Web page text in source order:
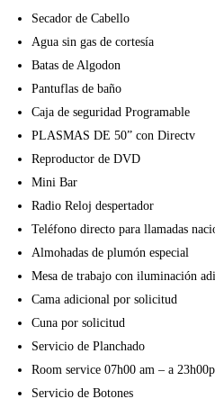
Secador de Cabello
Agua sin gas de cortesía
Batas de Algodon
Pantuflas de baño
Caja de seguridad Programable
PLASMAS DE 50” con Directv
Reproductor de DVD
Mini Bar
Radio Reloj despertador
Teléfono directo para llamadas
Almohadas de plumón especial
Mesa de trabajo con iluminación
Cama adicional por solicitud
Cuna por solicitud
Servicio de Planchado
Room service 07h00 am – a
Servicio de Botones